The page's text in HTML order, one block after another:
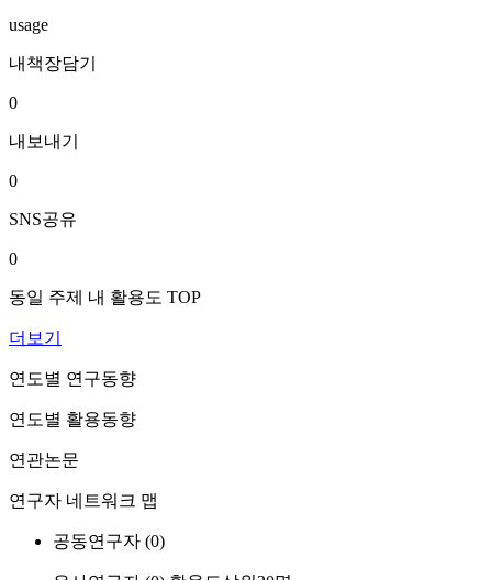
usage
내책장담기
0
내보내기
0
SNS공유
0
동일 주제 내 활용도 TOP
더보기
연도별 연구동향
연도별 활용동향
연관논문
연구자 네트워크 맵
공동연구자 (0)